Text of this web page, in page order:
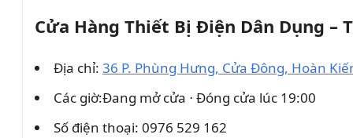
Cửa Hàng Thiết Bị Điện Dân Dụng –
Địa chỉ: 36 P. Phùng Hưng, Cửa Đông, Hoàn
Các giờ:Đang mở cửa ⋅ Đóng cửa lúc 19:00
Số điện thoại: 0976 529 162